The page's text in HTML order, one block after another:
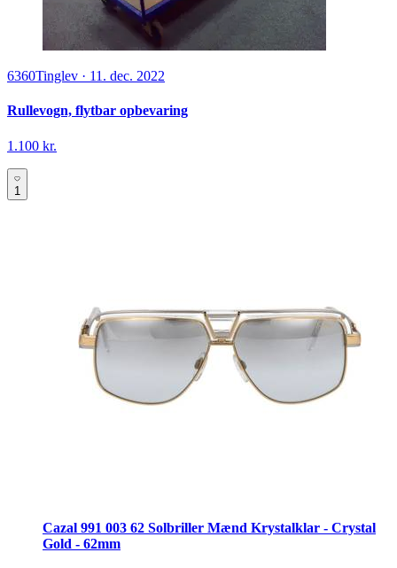
6360Tinglev · 11. dec. 2022
Rullevogn, flytbar opbevaring
1.100 kr.
1
Cazal 991 003 62 Solbriller Mænd Krystalklar - Crystal
Gold - 62mm